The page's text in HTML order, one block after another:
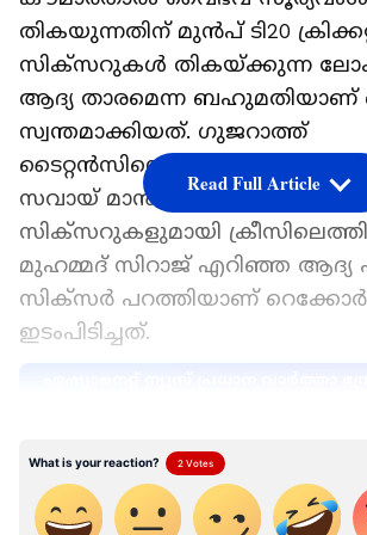
തികയുന്നതിന് മുൻപ് ടി20
സിക്സറുകൾ തികയ്ക്കുന്ന
ആദ്യ താരമെന്ന
സ്വന്തമാക്കിയത്. ഗുജറാത്ത്
ടൈറ്റൻസിനെതിരായ
സവായ് മാൻസിംഗ്
സിക്സറുകളുമായി
മുഹമ്മദ് സിറാജ് എറിഞ്ഞ ആദ്യ
സിക്സർ പറത്തിയാണ്
ഇടംപിടിച്ചത്.
സിക്സറുകളുടെ എണ്ണത്തിൽ
നേടിയ വേഗതയിലും വൈഭവ്
Read Full Article